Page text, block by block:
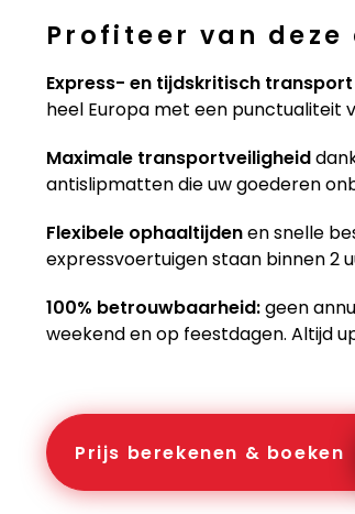
Profiteer van
Express- en tijdskritisch transport
heel Europa met een punctualiteit
Maximale transportveiligheid
antislipmatten die uw goederen
Flexibele ophaaltijdenen snelle
expressvoertuigen staan binnen 2
100% betrouwbaarheid:geen
weekend en op feestdagen. Altijd
Prijs berekenen & boeken